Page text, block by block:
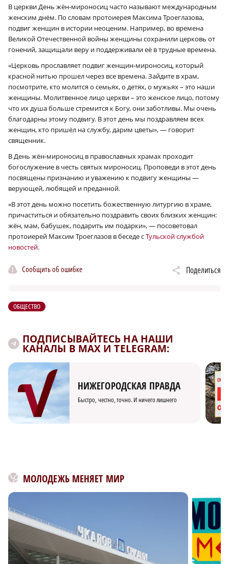
В церкви День жён-мироносиц часто называют международным
женским днём. По словам протоиерея Максима Троеглазова,
подвиг женщин в истории неоценим. Например, во времена
Великой Отечественной войны женщины сохранили церковь от
гонений, защищали веру и поддерживали её в трудные времена.
«Церковь прославляет подвиг женщин-мироносиц, который
красной нитью прошел через все времена. Зайдите в храм,
посмотрите, кто молится о семьях, о детях, о мужьях – это наши
женщины. Молитвенное лицо церкви – это женское лицо, потому
что их душа больше стремится к Богу, они заботливы. Мы очень
благодарны этому подвигу. В этот день мы поздравляем всех
женщин, кто пришёл на службу, дарим цветы», — говорит
священник.
В День жён-мироносиц в православных храмах проходит
богослужение в честь святых мироносиц. Проповеди в этот день
посвящены признанию и уважению к подвигу женщины —
верующей, любящей и преданной.
«В этот день можно посетить божественную литургию в храме,
причаститься и обязательно поздравить своих близких женщин:
жён, мам, бабушек, подарить им подарки», — посоветовал
протоиерей Максим Троеглазов в беседе сТульской службой
новостей.
Сообщить об ошибке Поделиться
ОБЩЕСТВО
ПОДПИСЫВАЙТЕСЬ НА НАШИ
КАНАЛЫ В MAX И TELEGRAM:
НИЖЕГОРОДСКАЯ ПРАВДА
Быстро, честно, точно. И ничего лишнего
МОЛОДЕЖЬ МЕНЯЕТ МИР